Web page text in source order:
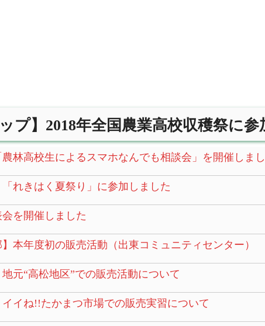
ップ】2018年全国農業高校収穫祭に
林高校生によるスマホなんでも相談会」を開催しま
「れきはく夏祭り」に参加しました
を開催しました
】本年度初の販売活動（出東コミュニティセンター）
地元“高松地区”での販売活動について
イイね!!たかまつ市場での販売実習について